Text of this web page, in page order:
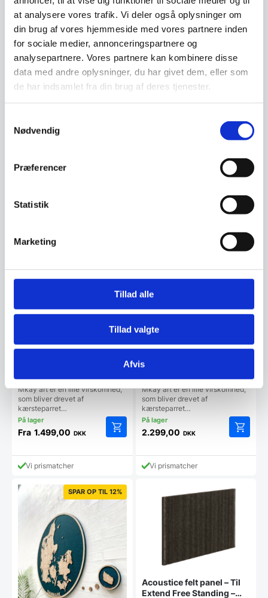
at analysere vores trafik. Vi deler også oplysninger om
din brug af vores hjemmeside med vores partnere inden
for sociale medier, annonceringspartnere og
analysepartnere. Vores partnere kan kombinere disse
data med andre oplysninger, du har givet dem, eller som
de har indsamlet fra din brug af deres tjenester.
Nødvendig
Præferencer
Statistik
Marketing
Tillad alle
Tillad valgte
Afvis
Leveringsmetode
Har du spørgsmål til varen? Klik her
Vi prismatcher - Klik her
MkayArt Lys Marmor
Mkay art er en lille virskomhed,
som bliver drevet af
kærsteparret…
Fra 1.499,00 DKK
vare
varianter.
Mulighederne
Vi prismatcher
SPAR OP TIL 15%
Verdens Kort Akustikfilt
MkayArt Koksgrå
Mkay art er en lille virskomhed,
som bliver drevet af
kærsteparret…
2.299,00 DKK
vare
på
Vi prismatcher
SPAR OP TIL 12%
Acoustice felt panel – Til
Extend Free Standing –